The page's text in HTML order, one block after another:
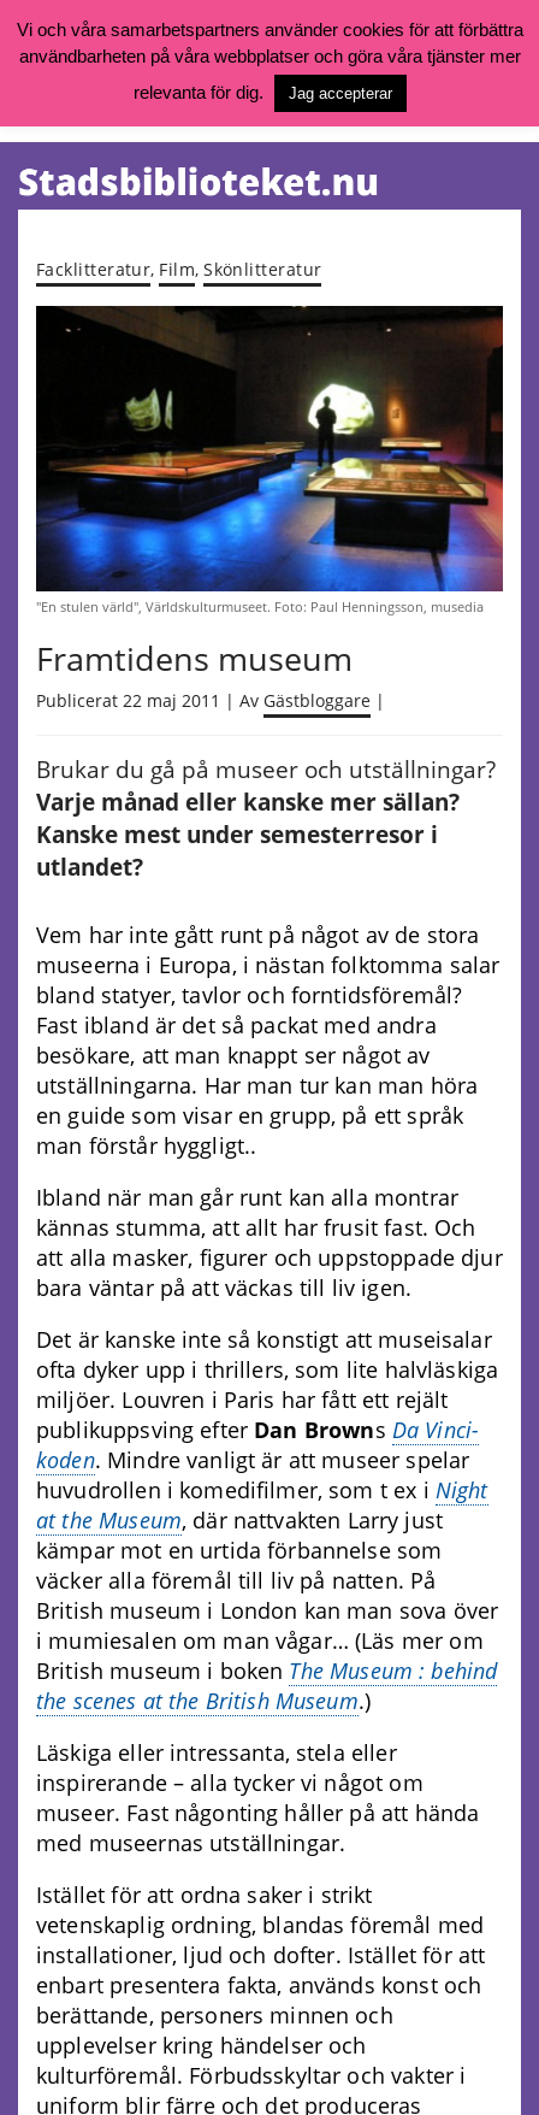
Vill du söka böcker, logga in på ditt bibliotekskonto eller nå övriga
goteborg.se/bibliotek
Öppettider, katalog och kontakt
Tjänster
Facklitteratur, Film,Skönlitteratur
"En stulen värld", Världskulturmuseet. Foto: Paul Henningsson, musedia
Framtidens museum
Publicerat 22 maj 2011 | Av Gästbloggare
Brukar du gå på museer och utställningar?
Varje månad eller kanske mer sällan?
Kanske mest under semesterresor i
utlandet?
Vem har inte gått runt på något av de stora
museerna i Europa, i nästan folktomma salar
bland statyer, tavlor och forntidsföremål?
Fast ibland är det så packat med andra
besökare, att man knappt ser något av
utställningarna. Har man tur kan man höra
en guide som visar en grupp, på ett språk
man förstår hyggligt..
Ibland när man går runt kan alla montrar
kännas stumma, att allt har frusit fast. Och
att alla masker, figurer och uppstoppade djur
bara väntar på att väckas till liv igen.
Det är kanske inte så konstigt att museisalar
ofta dyker upp i thrillers, som lite halvläskiga
miljöer. Louvren i Paris har fått ett rejält
publikuppsving efter Dan Browns Da Vinci-
koden. Mindre vanligt är att museer spelar
huvudrollen i komedifilmer, som t ex i Night
at the Museum, där nattvakten Larry just
kämpar mot en urtida förbannelse som
väcker alla föremål till liv på natten. På
British museum i London kan man sova över
i mumiesalen om man vågar… (Läs mer om
British museum i boken The Museum : behind
the scenes at the British Museum.)
Läskiga eller intressanta, stela eller
inspirerande – alla tycker vi något om
museer. Fast någonting håller på att hända
med museernas utställningar.
Istället för att ordna saker i strikt
vetenskaplig ordning, blandas föremål med
installationer, ljud och dofter. Istället för att
enbart presentera fakta, används konst och
berättande, personers minnen och
upplevelser kring händelser och
kulturföremål. Förbudsskyltar och vakter i
uniform blir färre och det produceras
Vi och våra samarbetspartners använder cookies för att förbättra
användbarheten på våra webbplatser och göra våra tjänster mer
relevanta för dig.
Jag accepterar